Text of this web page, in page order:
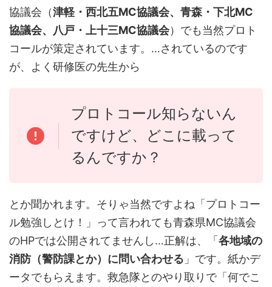
協議会（津軽・西北五MC協議会、青森・下北MC
協議会、八戸・上十三MC協議会）でも当然プロト
コールが策定されています。…されているのです
が、よく研修医の先生から
プロトコール知らないん
ですけど、どこに載って
るんですか？
とか聞かれます。そりゃ当然ですよね「プロトコー
ル勉強しとけ！」って言われても青森県MC協議会
のHPでは公開されてませんし…正解は、「 各地域の
消防（警防課とか）に問い合わせる 」です。紙かデ
ータでもらえます。救急隊とのやり取りで「何でこ